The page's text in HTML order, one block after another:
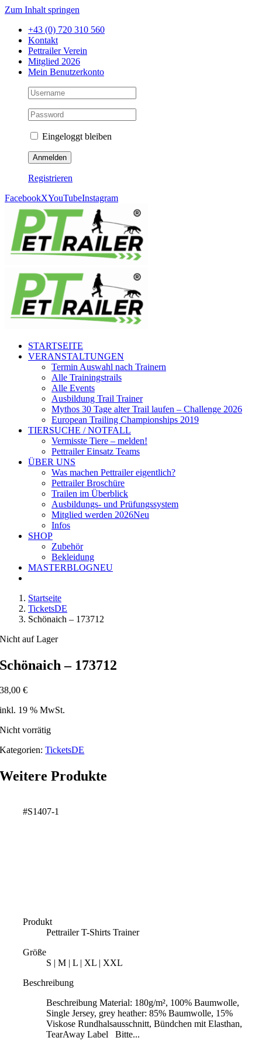
Zum Inhalt springen
+43 (0) 720 310 560
Kontakt
Pettrailer Verein
Mitglied 2026
Mein Benutzerkonto
Eingeloggt bleiben
Registrieren
FacebookXYouTubeInstagram
STARTSEITE
VERANSTALTUNGEN
Termin Auswahl nach Trainern
Alle Trainingstrails
Alle Events
Ausbildung Trail Trainer
Mythos 30 Tage alter Trail laufen – Challenge 2026
European Trailing Championships 2019
TIERSUCHE / NOTFALL
Vermisste Tiere – melden!
Pettrailer Einsatz Teams
ÜBER UNS
Was machen Pettrailer eigentlich?
Pettrailer Broschüre
Trailen im Überblick
Ausbildungs- und Prüfungssystem
Mitglied werden 2026Neu
Infos
SHOP
Zubehör
Bekleidung
MASTERBLOGNEU
Startseite
TicketsDE
Schönaich – 173712
Nicht auf Lager
Schönaich – 173712
38,00€
inkl. 19 % MwSt.
Nicht vorrätig
Kategorien:TicketsDE
Weitere Produkte
#S1407-1
Produkt
Pettrailer T-Shirts Trainer
Größe
S | M | L | XL | XXL
Beschreibung
Beschreibung Material: 180g/m², 100% Baumwolle,
Single Jersey, grey heather: 85% Baumwolle, 15%
Viskose Rundhalsausschnitt, Bündchen mit Elasthan,
TearAway Label Bitte...